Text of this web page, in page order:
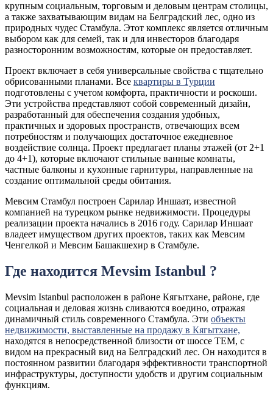
крупным социальным, торговым и деловым центрам столицы,
а также захватывающим видам на Белградский лес, одно из
природных чудес Стамбула. Этот комплекс является отличным
выбором как для семей, так и для инвесторов благодаря
разносторонним возможностям, которые он предоставляет.
Проект включает в себя универсальные свойства с тщательно
обрисованными планами. Все квартиры в Турции
подготовлены с учетом комфорта, практичности и роскоши.
Эти устройства представляют собой современный дизайн,
разработанный для обеспечения создания удобных,
практичных и здоровых пространств, отвечающих всем
потребностям и получающих достаточное ежедневное
воздействие солнца. Проект предлагает планы этажей (от 2+1
до 4+1), которые включают стильные ванные комнаты,
частные балконы и кухонные гарнитуры, направленные на
создание оптимальной среды обитания.
Мевсим Стамбул построен Сарилар Иншаат, известной
компанией на турецком рынке недвижимости. Процедуры
реализации проекта начались в 2016 году. Сарилар Иншаат
владеет имуществом других проектов, таких как Мевсим
Ченгелкой и Мевсим Башакшехир в Стамбуле.
Где находится Mevsim Istanbul ?
Mevsim Istanbul расположен в районе Кягытхане, районе, где
социальная и деловая жизнь сливаются воедино, отражая
динамичный стиль современного Стамбула. Эти объекты
недвижимости, выставленные на продажу в Кягытхане,
находятся в непосредственной близости от шоссе TEM, с
видом на прекрасный вид на Белградский лес. Он находится в
постоянном развитии благодаря эффективности транспортной
инфраструктуры, доступности удобств и другим социальным
функциям.